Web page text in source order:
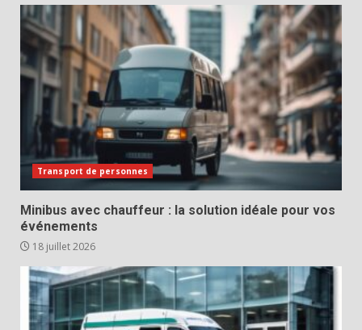
Transport de personnes
Minibus avec chauffeur : la solution idéale pour vos
événements
18 juillet 2026